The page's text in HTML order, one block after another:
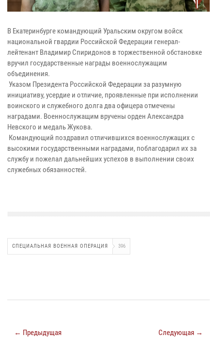
В Екатеринбурге командующий Уральским округом войск
национальной гвардии Российской Федерации генерал-
лейтенант Владимир Спиридонов в торжественной обстановке
вручил государственные награды военнослужащим
объединения.
Указом Президента Российской Федерации за разумную
инициативу, усердие и отличие, проявленные при исполнении
воинского и служебного долга два офицера отмечены
наградами. Военнослужащим вручены орден Александра
Невского и медаль Жукова.
Командующий поздравил отличившихся военнослужащих с
высокими государственными наградами, поблагодарил их за
службу и пожелал дальнейших успехов в выполнении своих
служебных обязанностей.
СПЕЦИАЛЬНАЯ ВОЕННАЯ ОПЕРАЦИЯ 396
← Предыдущая Следующая →